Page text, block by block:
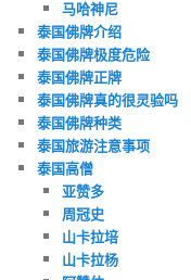
马哈神尼
泰国佛牌介绍
泰国佛牌极度危险
泰国佛牌正牌
泰国佛牌真的很灵验吗
泰国佛牌种类
泰国旅游注意事项
泰国高僧
亚赞多
周冠史
山卡拉培
山卡拉杨